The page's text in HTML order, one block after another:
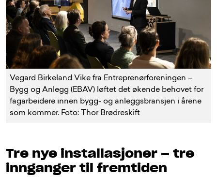
Vegard Birkeland Vike fra Entreprenørforeningen –
Bygg og Anlegg (EBAV) løftet det økende behovet for
fagarbeidere innen bygg- og anleggsbransjen i årene
som kommer. Foto: Thor Brødreskift
Tre nye installasjoner – tre
innganger til fremtiden